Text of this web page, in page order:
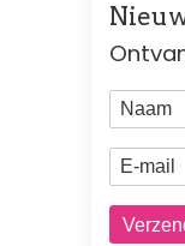
Naam
E-mail